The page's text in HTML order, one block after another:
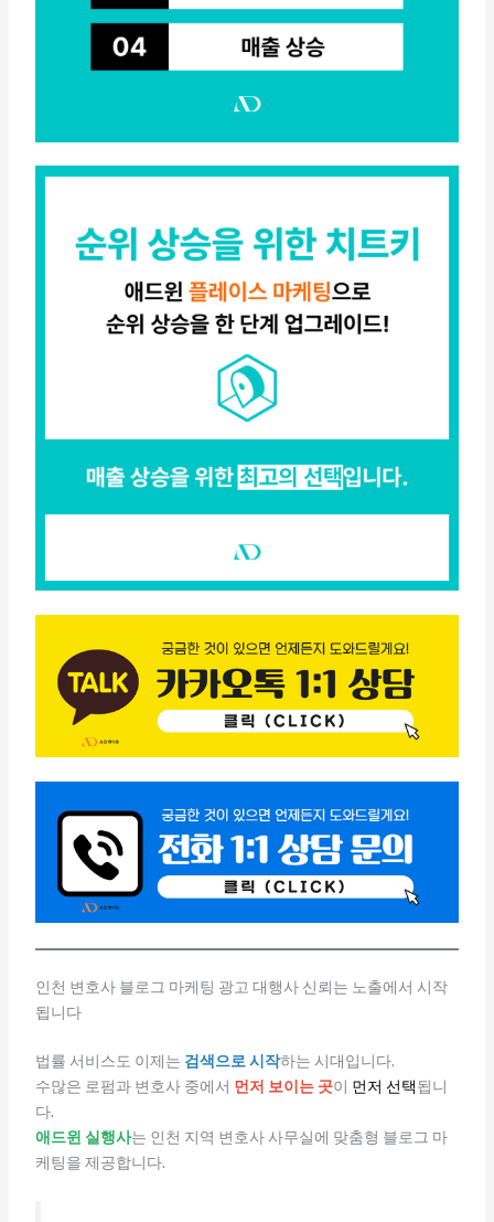
인천 변호사 블로그 마케팅 광고 대행사 신뢰는 노출에서 시작
됩니다
법률 서비스도 이제는 검색으로 시작하는 시대입니다.
수많은 로펌과 변호사 중에서 먼저 보이는 곳이 먼저 선택됩니
다.
애드윈 실행사는 인천 지역 변호사 사무실에 맞춤형 블로그 마
케팅을 제공합니다.